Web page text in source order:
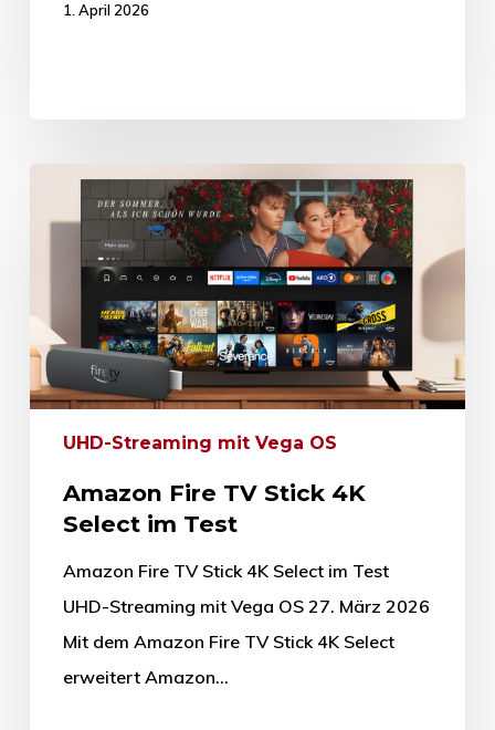
1. April 2026
UHD-Streaming mit Vega OS
Amazon Fire TV Stick 4K
Select im Test
Amazon Fire TV Stick 4K Select im Test
UHD-Streaming mit Vega OS 27. März 2026
Mit dem Amazon Fire TV Stick 4K Select
erweitert Amazon…